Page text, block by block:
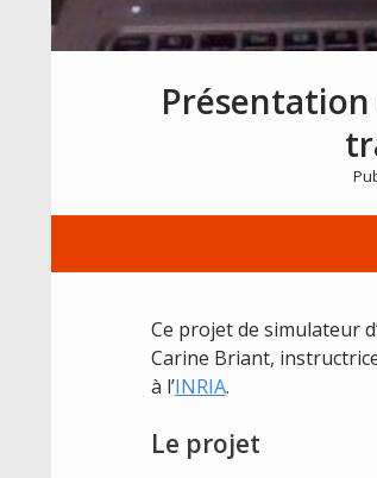
Ce projet de simulateur
Carine Briant,
à l’INRIA.
Le projet